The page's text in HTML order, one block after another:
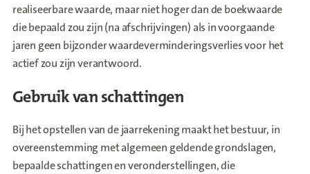
realiseerbare waarde, maar niet hoger dan de boekwaarde
die bepaald zou zijn (na afschrijvingen) als in voorgaande
jaren geen bijzonder waardeverminderingsverlies voor het
actief zou zijn verantwoord.
Gebruik van schattingen
Bij het opstellen van de jaarrekening maakt het bestuur, in
overeenstemming met algemeen geldende grondslagen,
bepaalde schattingen en veronderstellingen, die